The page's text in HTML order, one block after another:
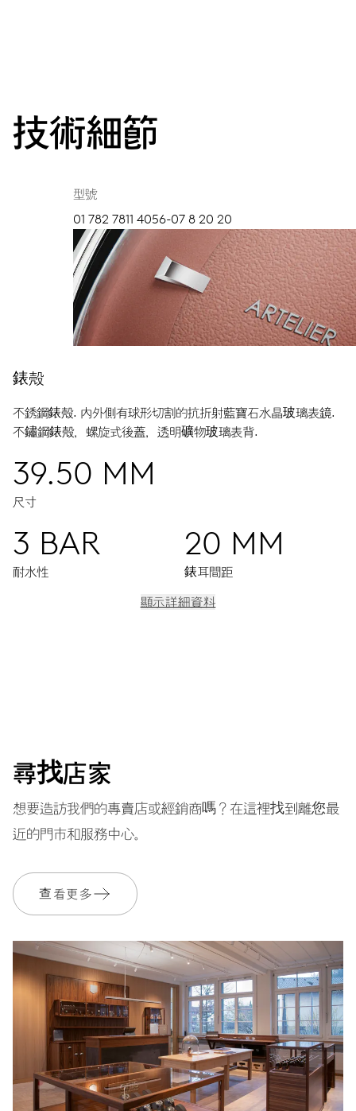
技術細節
型號
01 782 7811 4056-07 8 20 20
錶殼
不銹鋼錶殼. 內外側有球形切割的抗折射藍寶石水晶玻璃表鏡.
不鏽鋼錶殼，螺旋式後蓋，透明礦物玻璃表背.
39.50 MM
尺寸
3 BAR
耐水性
20 MM
錶耳間距
41小時
動力儲備
機芯
尺寸
上鍊
自動上鍊，雙向轉動紅色自動盤
28’800 A/h, 4 Hz
顯示詳細資料
尋找店家
想要造訪我們的專賣店或經銷商嗎？在這裡找到離您最
近的門市和服務中心。
查看更多